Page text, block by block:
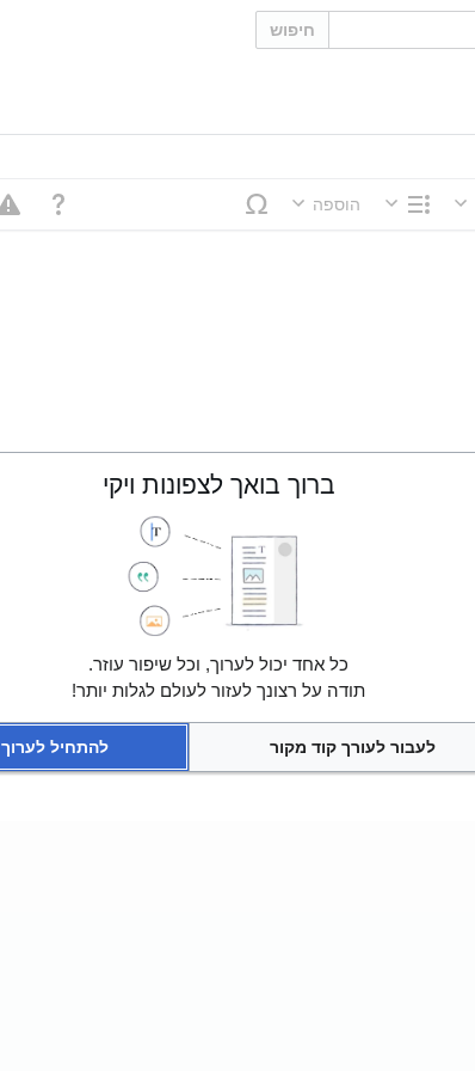
חיפוש
הוספה
ברוך בואך לצפונות ויקי
כל אחד יכול לערוך, וכל שיפור עוזר.
תודה על רצונך לעזור לעולם לגלות יותר!
לעבור לעורך קוד מקור להתחיל לערוך